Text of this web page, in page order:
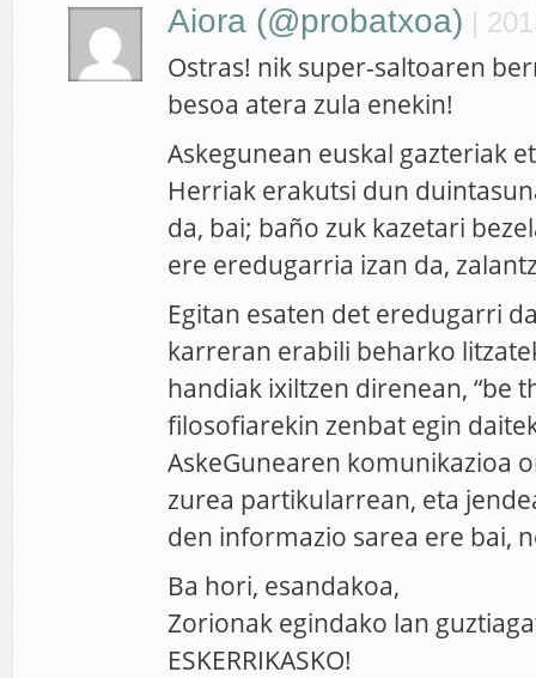
Aiora (@probatxoa) |
Ostras! nik super-saltoaren
besoa atera zula enekin!
Askegunean euskal gazteriak
Herriak erakutsi dun
da, bai; baño zuk kazetari
ere eredugarria izan da,
Egitan esaten det eredugarri
karreran erabili beharko
handiak ixiltzen direnean, “be
filosofiarekin zenbat egin
AskeGunearen komunikazioa
zurea partikularrean, eta
den informazio sarea ere bai,
Ba hori, esandakoa,
Zorionak egindako lan
ESKERRIKASKO!